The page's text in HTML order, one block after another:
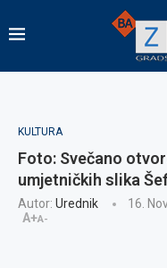
KULTURA
Foto: Svečano
umjetničkih slika
Autor: Urednik 16.
A+A-